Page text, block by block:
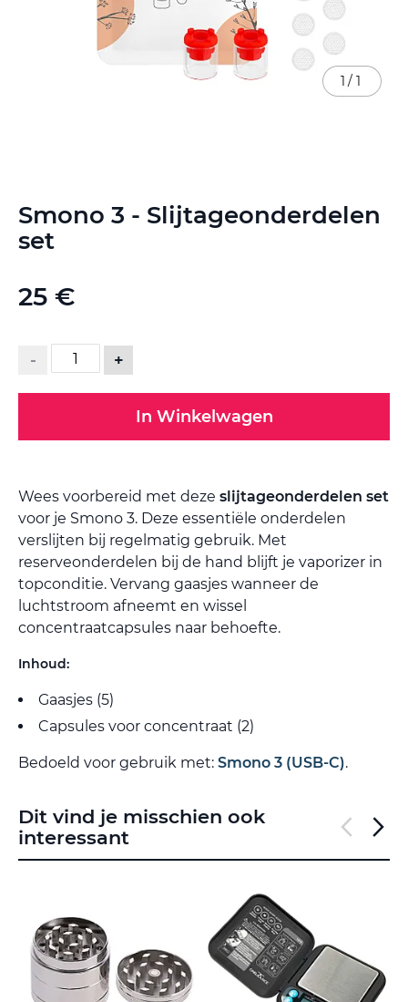
Smono 3 - Slijtageonderdelen
set
25 €
- +
In Winkelwagen
Wees voorbereid met deze slijtageonderdelen set
voor je Smono 3. Deze essentiële onderdelen
verslijten bij regelmatig gebruik. Met
reserveonderdelen bij de hand blijft je vaporizer in
topconditie. Vervang gaasjes wanneer de
luchtstroom afneemt en wissel
concentraatcapsules naar behoefte.
Inhoud:
Gaasjes (5)
Capsules voor concentraat (2)
Bedoeld voor gebruik met: Smono 3 (USB-C).
1 / 1
naar
het
begin
de
afbeeldingen-
Dit vind je misschien ook
interessant